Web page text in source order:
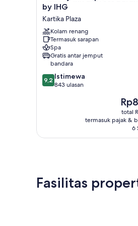
Inn
Express
Baruna
Bali
by
IHG
Kartika
Plaza
by IHG
Kartika Plaza
Kolam renang
Termasuk sarapan
Spa
Gratis antar jemput
bandara
9.2
dari
9,2 Istimewa
843 ulasan
Harga
total
termasuk pajak &
6
Fasilitas